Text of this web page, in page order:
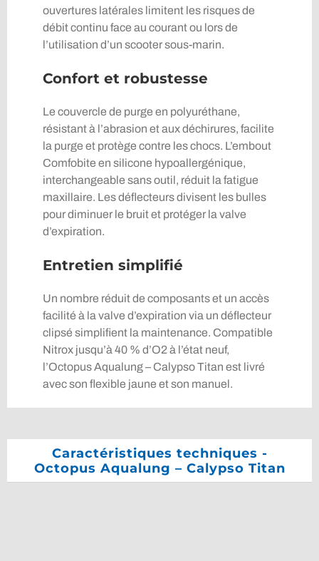
ouvertures latérales limitent les risques de
débit continu face au courant ou lors de
l’utilisation d’un scooter sous-marin.
Confort et robustesse
Le couvercle de purge en polyuréthane,
résistant à l’abrasion et aux déchirures, facilite
la purge et protège contre les chocs. L’embout
Comfobite en silicone hypoallergénique,
interchangeable sans outil, réduit la fatigue
maxillaire. Les déflecteurs divisent les bulles
pour diminuer le bruit et protéger la valve
d’expiration.
Entretien simplifié
Un nombre réduit de composants et un accès
facilité à la valve d’expiration via un déflecteur
clipsé simplifient la maintenance. Compatible
Nitrox jusqu’à 40 % d’O2 à l’état neuf,
l’Octopus Aqualung – Calypso Titan est livré
avec son flexible jaune et son manuel.
Caractéristiques techniques -
Octopus Aqualung – Calypso Titan